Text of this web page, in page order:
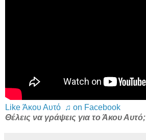
Like Άκου Αυτό ♫ on Facebook
Θέλεις να γράψεις για το Άκου Αυτό;